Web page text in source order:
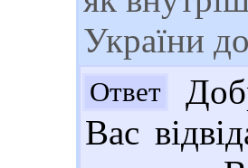
України
Ответ
Вас